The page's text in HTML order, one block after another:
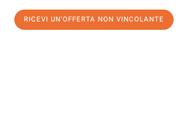
RICEVI UN'OFFERTA NON VINCOLANTE